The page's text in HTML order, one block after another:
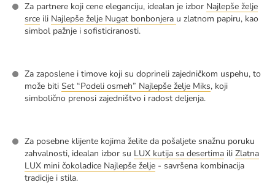
Za partnere koji cene eleganciju, idealan je izbor Najlepše želje
srce ili Najlepše želje Nugat bonbonjera u zlatnom papiru, kao
simbol pažnje i sofisticiranosti.
Za zaposlene i timove koji su doprineli zajedničkom uspehu, to
može biti Set “Podeli osmeh” Najlepše želje Miks, koji
simbolično prenosi zajedništvo i radost deljenja.
Za posebne klijente kojima želite da pošaljete snažnu poruku
zahvalnosti, idealan izbor su LUX kutija sa desertima ili Zlatna
LUX mini čokoladice Najlepše želje - savršena kombinacija
tradicije i stila.